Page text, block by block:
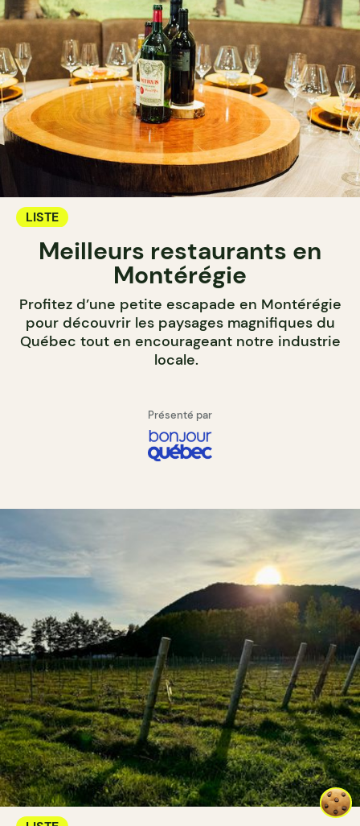
LISTE
Meilleurs restaurants en
Montérégie
Profitez d’une petite escapade en Montérégie
pour découvrir les paysages magnifiques du
Québec tout en encourageant notre industrie
locale.
Présenté par